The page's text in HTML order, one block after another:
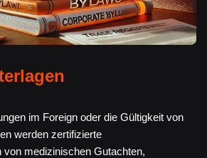
im Foreign oder die Gültigkeit von
werden zertifizierte
von medizinischen Gutachten,